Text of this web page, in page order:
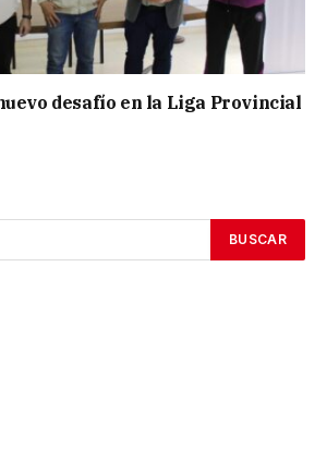
desafío en la Liga Provincial